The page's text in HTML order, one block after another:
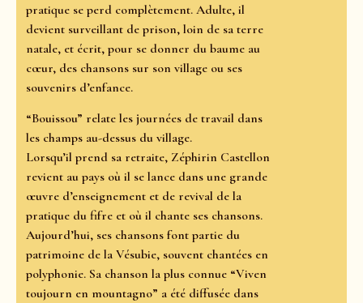
pratique se perd complètement. Adulte, il
devient surveillant de prison, loin de sa terre
natale, et écrit, pour se donner du baume au
cœur, des chansons sur son village ou ses
souvenirs d’enfance.
“Bouissou” relate les journées de travail dans
les champs au-dessus du village.
Lorsqu’il prend sa retraite, Zéphirin Castellon
revient au pays où il se lance dans une grande
œuvre d’enseignement et de revival de la
pratique du fifre et où il chante ses chansons.
Aujourd’hui, ses chansons font partie du
patrimoine de la Vésubie, souvent chantées en
polyphonie. Sa chanson la plus connue “Viven
toujourn en mountagno” a été diffusée dans